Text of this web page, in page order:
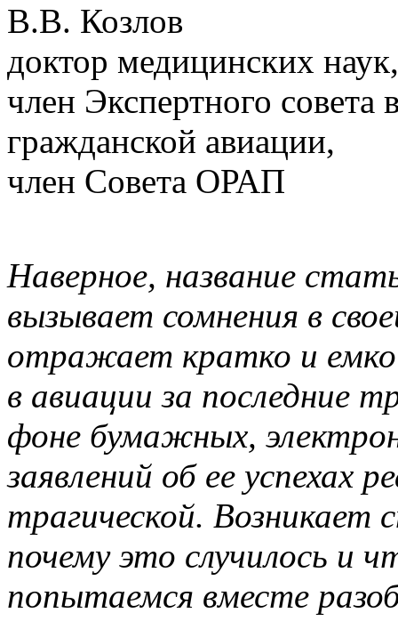
В.В. Козлов
доктор медицинских
член Экспертного совета
гражданской авиации,
член Совета ОРАП
Наверное, название
вызывает сомнения в
отражает кратко и
в авиации за последние
фоне бумажных,
заявлений об ее успехах
трагической. Возникает
почему это случилось и
попытаемся вместе